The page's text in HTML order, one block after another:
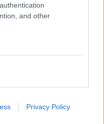
and other
Privacy Policy
Product
ja vastaa
on yli
tuotetyöstä, ja
vahva